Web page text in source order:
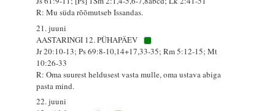
R: Mu süda rõõmutseb Issandas.
21. juuni
AASTARINGI 12. PÜHAPÄEV
Jr 20:10-13; Ps 69:8-10,14+17,33-35; Rm 5:12-15; Mt
10:26-33
R: Oma suurest heldusest vasta mulle, oma ustava abiga
pasta mind.
22. juuni